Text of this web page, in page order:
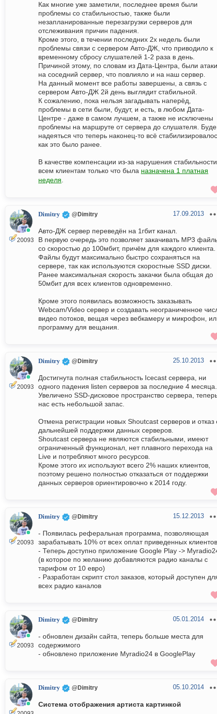
Как многие уже заметили, последнее время были
проблемы со стабильностью, также были
незапланированные перезагрузки серверов для
отслеживания причин падения.
Кроме этого, в течении последних 2х недель были
проблемы связи с сервером Авто-ДЖ, что приводило к
временному сбросу слушателей 1-2 раза в день.
Причиной этому, по словам из Дата-Центра, были атаки
на соседний сервер, что повлияло и на наш сервер.
На данный момент все работы завершены, а связь с
сервером Авто-ДЖ 2й день выглядит стабильной.
К сожалению, пока нельзя загадывать наперёд,
проблемы в сети были, будут, и есть, в любом Дата-
Центре - даже в самом лучшем, а также не исключены
проблемы на маршруте от сервера до слушателя.
надеяться что теперь наконец-то всё
как это было ранее.
В качестве компенсации из-за нарушения
всем клиентам только что была назначена 1 платная
неделя
20093
Dimitry @Dimitry 17.09.2013
Авто-ДЖ сервер переведён на 1гбит канал.
В первую очередь это позволяет закачивать MP3
со скоростью до 100мбит, причём для каждого клиента.
Файлы будут максимально быстро сохраняться на
сервере, так как используются скоростные SSD диски.
Ранее максимальная скорость закачки была общая до
50мбит для всех клиентов одновременно.
Кроме этого появилась возможность заказывать
Webcam/Video сервер и создавать неограниченное
видео потоков, вещая через вебкамеру и микрофон,
программу для вещания.
20093
Dimitry @Dimitry 25.10.2013
Достигнута полная стабильность Icecast сервера, ни
одного падения listen серверов за последние 4 месяца.
Увеличено SSD-дисковое пространство сервера,
нас есть небольшой запас.
Отмена регистрации новых Shoutcast серверов и отказ
дальнейшей поддержки данных серверов.
Shoutcast сервера не являются стабильными, имеют
ограниченный функционал, нет плавного перехода на
Live и потребляют много ресурсов.
Кроме этого их используют всего 2% наших клиентов,
поэтому решено полностью отказаться от поддержки
данных серверов ориентировочно к 2014 году.
20093
Dimitry @Dimitry 15.12.2013
- Появилась реферальная программа, позволяющая
зарабатывать 10% от всех оплат приведенных клиентов
- Теперь доступно приложение Google Play ->
(в которое по желанию добавляются радио каналы с
тарифом от 10 евро)
- Разработан скрипт стол заказов, который доступен
всех радио каналов
20093
Dimitry @Dimitry 05.01.2014
- обновлен дизайн сайта, теперь больше места для
содержимого
- обновлено приложение Myradio24 в GooglePlay
Dimitry @Dimitry 05.10.2014
Система отображения артиста картинкой